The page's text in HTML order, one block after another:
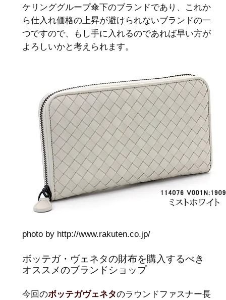
ケリンググループ傘下のブランドであり、これか
ら仕入れ価格の上昇が避けられないブランドの一
つですので、もし手に入れるのであれば早い方が
よろしいかと考えられます。
photo by http://www.rakuten.co.jp/
ボッテガ・ヴェネタの財布を購入するべき
オススメのブランドショップ
今回のボッテガヴェネタのラウンドファスナー長